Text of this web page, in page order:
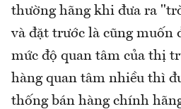
thường hãng khi đưa ra
và đặt trước là cũng muốn
mức độ quan tâm của thị
hàng quan tâm nhiều thì
thống bán hàng chính